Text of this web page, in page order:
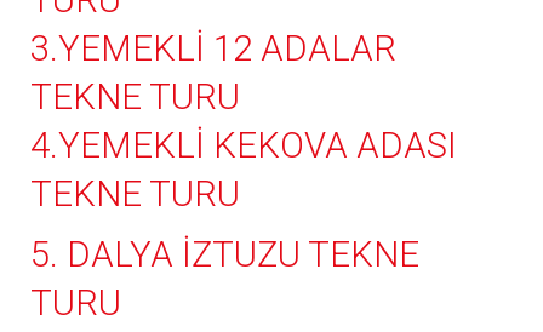
3.YEMEKLİ 12 ADALAR
TEKNE TURU
4.YEMEKLİ KEKOVA ADASI
TEKNE TURU
5. DALYA İZTUZU TEKNE
TURU